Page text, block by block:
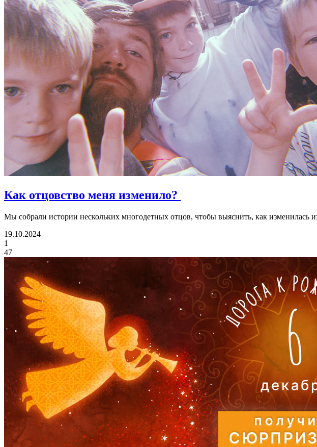
Как отцовство меня изменило?
Мы собрали истории нескольких многодетных отцов, чтобы выяснить, как изменилась
19.10.2024
1
47